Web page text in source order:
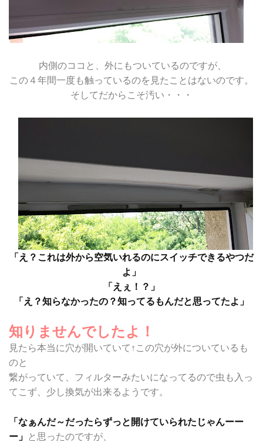
内側のココと、外にもついているのですが、
この４年間一度も触っているのを見たことはないのです。
そしてだからこそ汚い・・・
「え？これは外から空気いれるのにスイッチできるやつだ
よ」
「えぇ！？」
「え？知らなかったの？知ってるもんだと思ってたよ」
知りませんでしたよ！
見たら本当に穴が開いていて↑この穴が外についているも
のと
繋がっていて、フィルターみたいになってるので虫も入っ
てこず、少し換気が出来るようです。
「なぁんだ～だったらずっと開けていられたじゃんーー
ー」
と思ったのですが、